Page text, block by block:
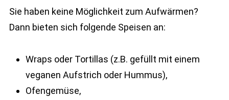
Sie haben keine Möglichkeit zum Aufwärmen?
Dann bieten sich folgende Speisen an:
Wraps oder Tortillas (z.B. gefüllt mit einem
veganen Aufstrich oder Hummus),
Ofengemüse,